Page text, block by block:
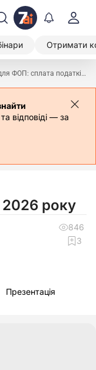
Отримати
Червень для ФОП: сплата податків і перехід на спрощену систему
відповіді — за
2026 року
846
3
Презентація